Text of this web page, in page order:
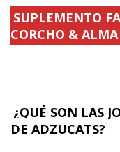
SUPLEMENTO
CORCHO & ALMA
¿QUÉ SON LAS
DE ADZUCATS?